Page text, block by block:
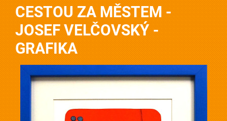
CESTOU ZA MĚSTEM -
JOSEF VELČOVSKÝ -
GRAFIKA